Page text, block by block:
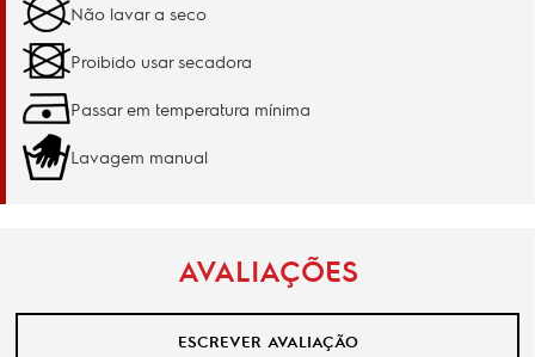
Não lavar a seco
Proibido usar secadora
Passar em temperatura mínima
Lavagem manual
AVALIAÇÕES
ESCREVER AVALIAÇÃO